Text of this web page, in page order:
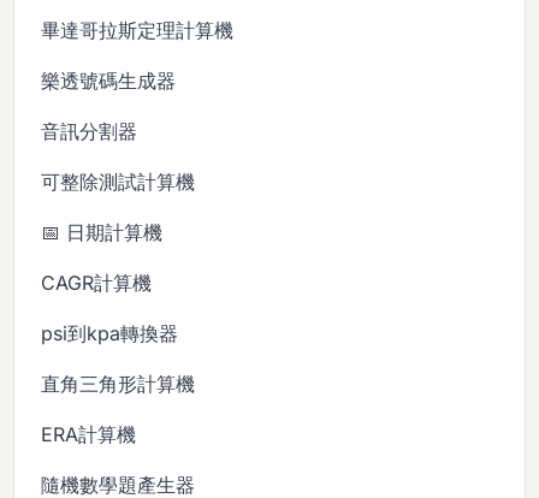
畢達哥拉斯定理計算機
樂透號碼生成器
音訊分割器
可整除測試計算機
📅 日期計算機
CAGR計算機
psi到kpa轉換器
直角三角形計算機
ERA計算機
隨機數學題產生器